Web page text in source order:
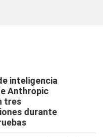
inteligencia
Anthropic
tres
durante